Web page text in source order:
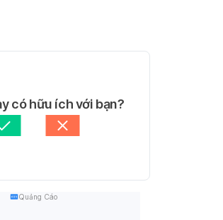
có hữu ích với bạn?
Quảng Cáo